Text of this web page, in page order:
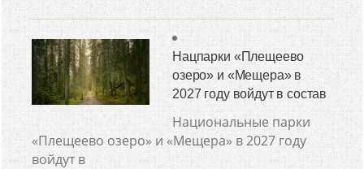
Нацпарки «Плещеево
озеро» и «Мещера» в
2027 году войдут в состав
Национальные парки
«Плещеево озеро» и «Мещера» в 2027 году
войдут в